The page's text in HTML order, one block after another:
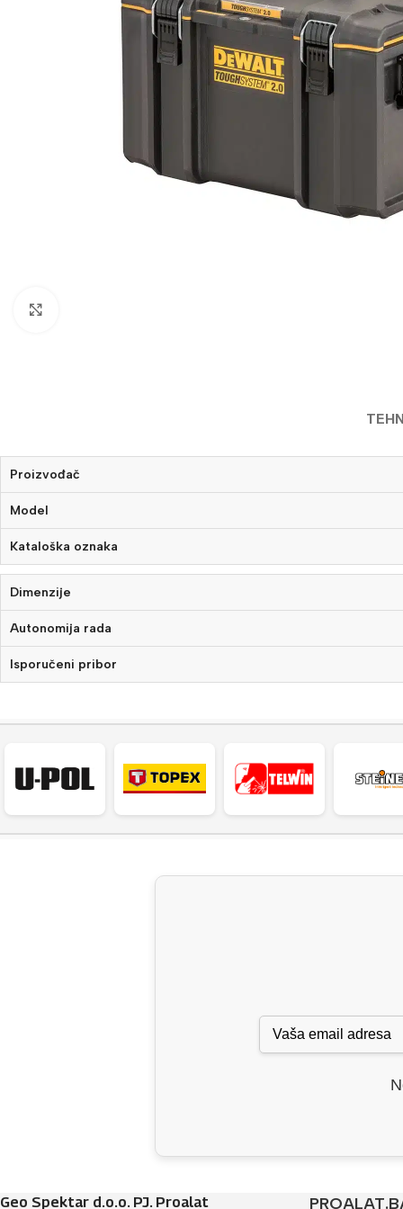
Proizvođač
Model
Kataloška oznaka
Dimenzije
Autonomija rada
Isporučeni pribor
Geo Spektar d.o.o. PJ. Proalat